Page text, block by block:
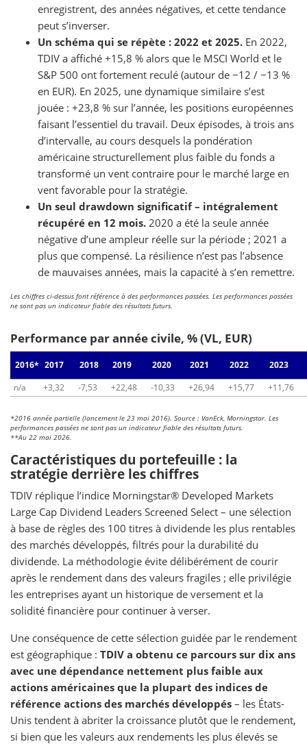
enregistrent, des années négatives, et cette tendance
peut s’inverser.
Un schéma qui se répète : 2022 et 2025. En 2022,
TDIV a affiché +15,8 % alors que le MSCI World et le
S&P 500 ont fortement reculé (autour de −12 / −13 %
en EUR). En 2025, une dynamique similaire s’est
jouée : +23,8 % sur l’année, les positions européennes
faisant l’essentiel du travail. Deux épisodes, à trois ans
d’intervalle, au cours desquels la pondération
américaine structurellement plus faible du fonds a
transformé un vent contraire pour le marché large en
vent favorable pour la stratégie.
Un seul drawdown significatif – intégralement
récupéré en 12 mois. 2020 a été la seule année
négative d’une ampleur réelle sur la période ; 2021 a
plus que compensé. La résilience n’est pas l’absence
de mauvaises années, mais la capacité à s’en remettre.
Les chiffres ci-dessus font référence à des performances passées. Les performances passées
ne sont pas un indicateur fiable des résultats futurs.
Performance par année civile, % (VL, EUR)
2016* 2017 2018 2019 2020 2021 2022 2023
n/a
+3,32 -7,53 +22,48 -10,33 +26,94 +15,77 +11,76
*2016 année partielle (lancement le 23 mai 2016). Source : VanEck, Morningstar. Les
performances passées ne sont pas un indicateur fiable des résultats futurs.
**Au 22 mai 2026.
Caractéristiques du portefeuille : la
stratégie derrière les chiffres
TDIV réplique l’indice Morningstar® Developed Markets
Large Cap Dividend Leaders Screened Select – une sélection
à base de règles des 100 titres à dividende les plus rentables
des marchés développés, filtrés pour la durabilité du
dividende. La méthodologie évite délibérément de courir
après le rendement dans des valeurs fragiles ; elle privilégie
les entreprises ayant un historique de versement et la
solidité financière pour continuer à verser.
Une conséquence de cette sélection guidée par le rendement
est géographique : TDIV a obtenu ce parcours sur dix ans
avec une dépendance nettement plus faible aux
actions américaines que la plupart des indices de
référence actions des marchés développés – les États-
Unis tendent à abriter la croissance plutôt que le rendement,
si bien que les valeurs aux rendements les plus élevés se